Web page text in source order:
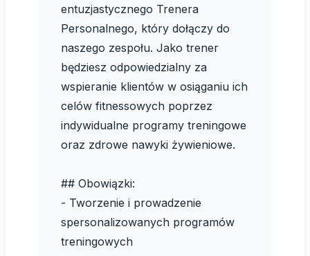
entuzjastycznego Trenera
Personalnego, który dołączy do
naszego zespołu. Jako trener
będziesz odpowiedzialny za
wspieranie klientów w osiąganiu ich
celów fitnessowych poprzez
indywidualne programy treningowe
oraz zdrowe nawyki żywieniowe.
## Obowiązki:
- Tworzenie i prowadzenie
spersonalizowanych programów
treningowych